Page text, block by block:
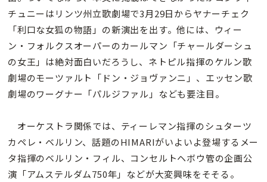
チュニーはリンツ州立歌劇場で3月29日からヤナーチェク
「利口な女狐の物語」の新演出を出す。他には、ウィー
ン・フォルクスオーパーのカールマン「チャールダーシュ
の女王」は絶対面白いだろうし、ネトピル指揮のケルン歌
劇場のモーツァルト「ドン・ジョヴァンニ」、エッセン歌
劇場のワーグナー「パルジファル」なども要注目。
オーケストラ関係では、ティーレマン指揮のシュターツ
カペレ・ベルリン、話題のHIMARIがいよいよ登場するメー
タ指揮のベルリン・フィル、コンセルトヘボウ管の企画公
演「アムステルダム750年」などが大変興味をそそる。